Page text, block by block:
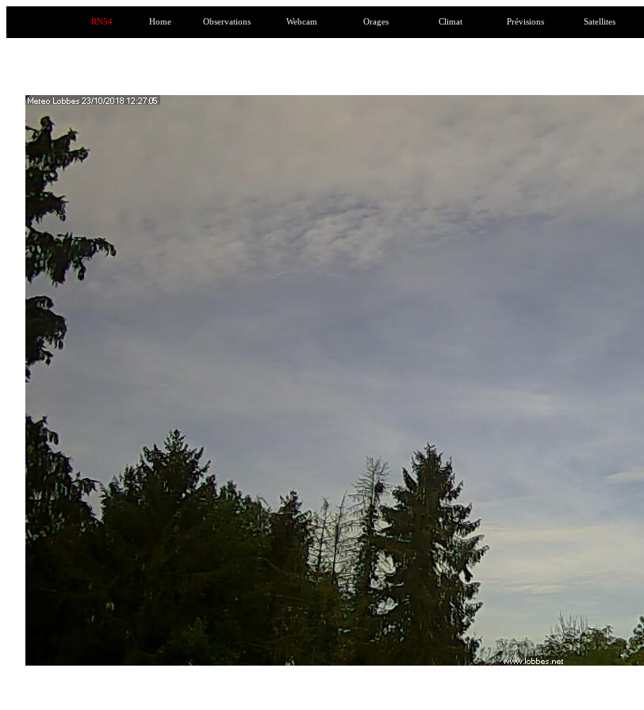
RN54 Home Observations Webcam Orages Climat Prévisions Satellites